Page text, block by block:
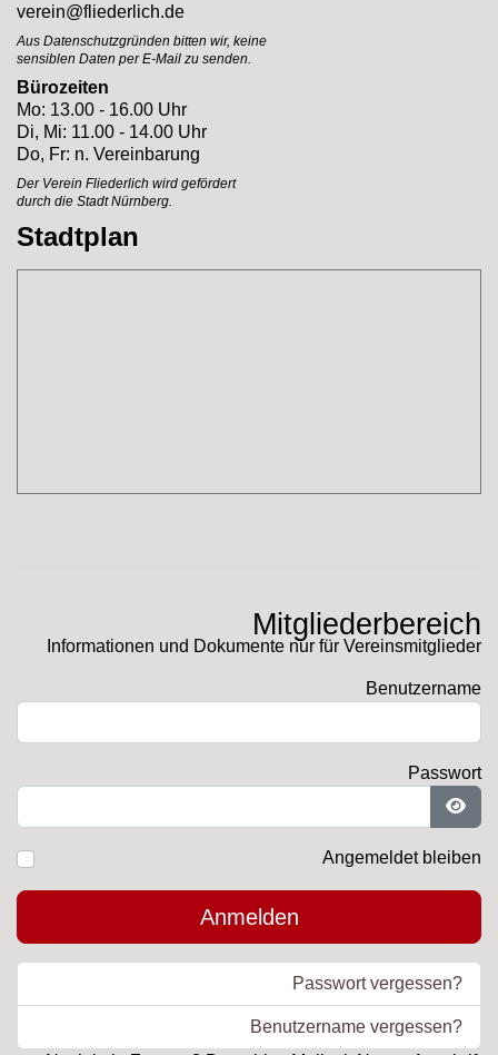
verein@fliederlich.de
Aus Datenschutzgründen bitten wir, keine
sensiblen Daten per E-Mail zu senden.
Bürozeiten
Mo: 13.00 - 16.00 Uhr
Di, Mi: 11.00 - 14.00 Uhr
Do, Fr: n. Vereinbarung
Der Verein Fliederlich wird gefördert
durch die Stadt Nürnberg.
Stadtplan
Mitgliederbereich
Informationen und Dokumente nur für Vereinsmitglieder
Benutzername
Passwort
Angemeldet bleiben
Anmelden
Passwort vergessen?
Benutzername vergessen?